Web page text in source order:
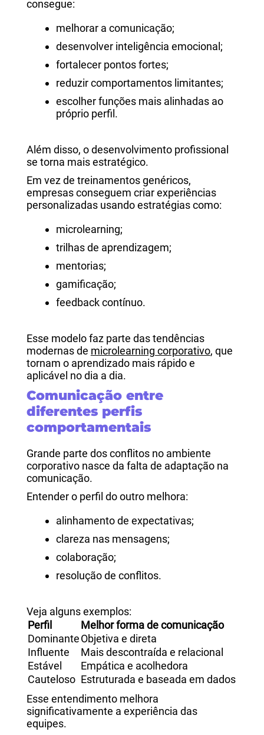
consegue:
melhorar a comunicação;
desenvolver inteligência emocional;
fortalecer pontos fortes;
reduzir comportamentos limitantes;
escolher funções mais alinhadas ao
próprio perfil.
Além disso, o desenvolvimento profissional
se torna mais estratégico.
Em vez de treinamentos genéricos,
empresas conseguem criar experiências
personalizadas usando estratégias como:
microlearning;
trilhas de aprendizagem;
mentorias;
gamificação;
feedback contínuo.
Esse modelo faz parte das tendências
modernas de microlearning corporativo, que
tornam o aprendizado mais rápido e
aplicável no dia a dia.
Comunicação entre
diferentes perfis
comportamentais
Grande parte dos conflitos no ambiente
corporativo nasce da falta de adaptação na
comunicação.
Entender o perfil do outro melhora:
alinhamento de expectativas;
clareza nas mensagens;
colaboração;
resolução de conflitos.
Veja alguns exemplos:
Perfil
Melhor forma de comunicação
DominanteObjetiva e direta
Influente
Mais descontraída e relacional
Estável
Empática e acolhedora
Cauteloso Estruturada e baseada em dados
Esse entendimento melhora
significativamente a experiência das
equipes.